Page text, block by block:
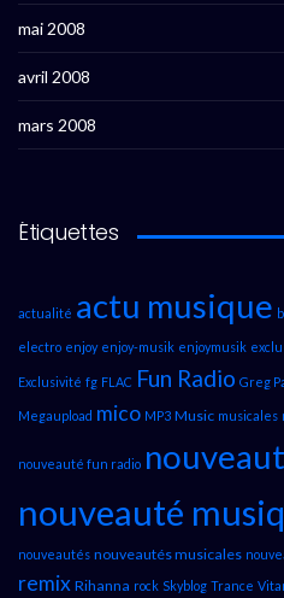
mai 2008
avril 2008
mars 2008
Étiquettes
actualité actu musique
electro enjoy enjoy-musik enjoymusik exclu
Exclusivité fg FLAC Fun Radio Greg
Megaupload mico MP3 Music musicales
nouveauté fun radio
nouveauté
nouveautés nouveautés musicales
remix Rihanna rock Skyblog Trance